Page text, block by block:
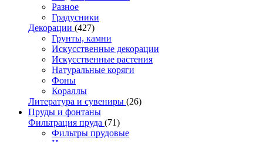
Разное
Градусники
Декорации (427)
Грунты, камни
Искусственные декорации
Искусственные растения
Натуральные коряги
Фоны
Кораллы
Литература и сувениры (26)
Пруды и фонтаны
Фильтрация пруда (71)
Фильтры прудовые